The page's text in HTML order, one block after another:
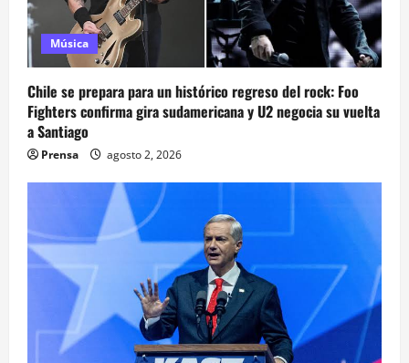
Música
Chile se prepara para un histórico regreso del rock: Foo
Fighters confirma gira sudamericana y U2 negocia su vuelta
a Santiago
Prensa agosto 2, 2026